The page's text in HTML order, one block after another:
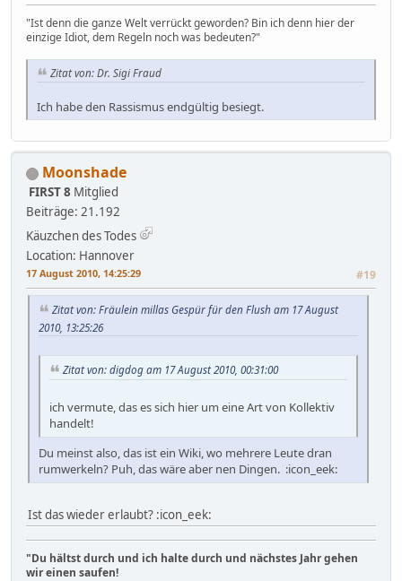
"Ist denn die ganze Welt verrückt geworden? Bin ich denn hier der
einzige Idiot, dem Regeln noch was bedeuten?"
Zitat von: Dr. Sigi Fraud
Ich habe den Rassismus endgültig besiegt.
Moonshade
FIRST 8 Mitglied
Beiträge: 21.192
Käuzchen des Todes
Location: Hannover
17 August 2010, 14:25:29 #19
Zitat von: Fräulein millas Gespür für den Flush am 17 August
2010, 13:25:26
Zitat von: digdog am 17 August 2010, 00:31:00
ich vermute, das es sich hier um eine Art von Kollektiv
handelt!
Du meinst also, das ist ein Wiki, wo mehrere Leute dran
rumwerkeln? Puh, das wäre aber nen Dingen. :icon_eek:
Ist das wieder erlaubt? :icon_eek:
"Du hältst durch und ich halte durch und nächstes Jahr gehen
wir einen saufen!